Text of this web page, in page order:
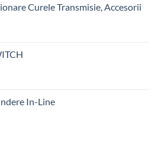
Curele Transmisie, Accesorii
In-Line